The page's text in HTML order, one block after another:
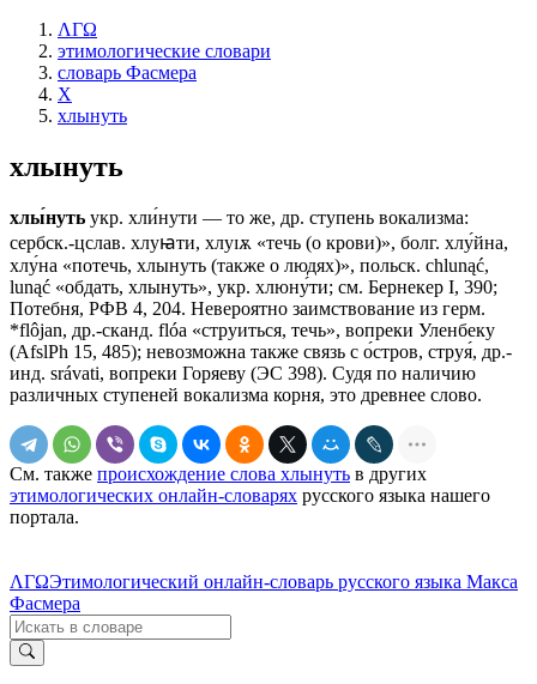
ΛΓΩ
этимологические словари
словарь Фасмера
Х
хлынуть
хлынуть
хлы́нуть укр. хли́нути — то же, др. ступень вокализма:
сербск.-цслав. хлуꙗти, хлуɪѫ «течь (о крови)», болг. хлу́йна,
хлу́на «потечь, хлынуть (также о людях)», польск. chlunąć,
lunąć «обдать, хлынуть», укр. хлюну́ти; см. Бернекер I, 390;
Потебня, РФВ 4, 204. Невероятно заимствование из герм.
*flôjan, др.-сканд. flóа «струиться, течь», вопреки Уленбеку
(AfslPh 15, 485); невозможна также связь с о́стров, струя́, др.-
инд. srávati, вопреки Горяеву (ЭС 398). Судя по наличию
различных ступеней вокализма корня, это древнее слово.
См. также происхождение слова хлынуть в других
этимологических онлайн-словарях русского языка нашего
портала.
ΛΓΩЭтимологический онлайн-словарь русского языка Макса
Фасмера